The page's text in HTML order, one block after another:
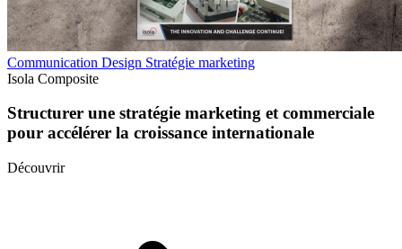
Communication Design Stratégie marketing
Isola Composite
Structurer une stratégie marketing et commerciale
pour accélérer la croissance internationale
Découvrir